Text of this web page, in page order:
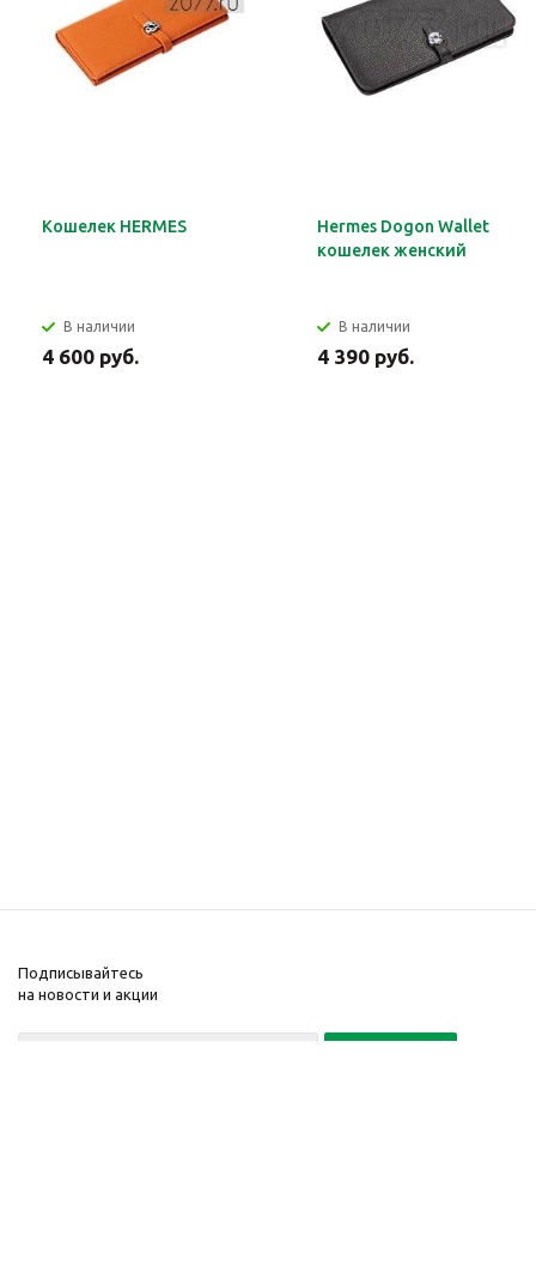
Кошелек HERMES
В наличии
4 600 руб.
Hermes Dogon Wallet
кошелек женский
В наличии
4 390 руб.
Подписывайтесь
на новости и акции